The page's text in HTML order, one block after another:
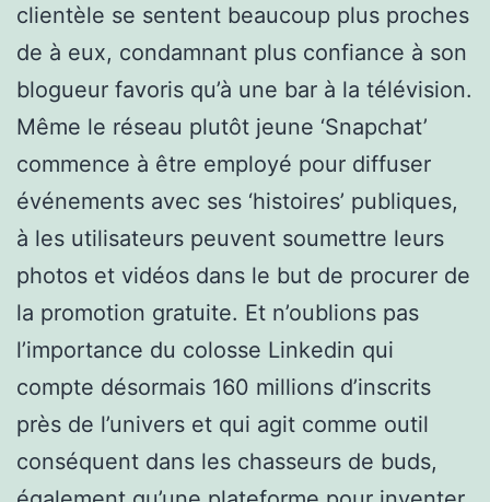
clientèle se sentent beaucoup plus proches
de à eux, condamnant plus confiance à son
blogueur favoris qu’à une bar à la télévision.
Même le réseau plutôt jeune ‘Snapchat’
commence à être employé pour diffuser
événements avec ses ‘histoires’ publiques,
à les utilisateurs peuvent soumettre leurs
photos et vidéos dans le but de procurer de
la promotion gratuite. Et n’oublions pas
l’importance du colosse Linkedin qui
compte désormais 160 millions d’inscrits
près de l’univers et qui agit comme outil
conséquent dans les chasseurs de buds,